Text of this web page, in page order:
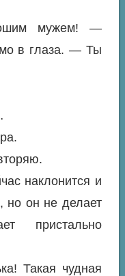
мужем! —
в глаза. — Ты
наклонится и
но он не делает
пристально
Такая чудная